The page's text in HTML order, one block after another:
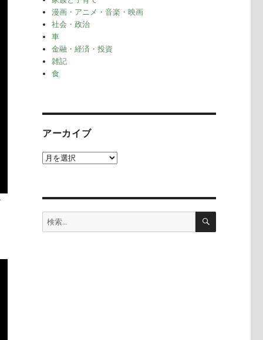
漫画・アニメ・音楽・映画
社会・政治
車
金融・経済・投資
雑記
食
アーカイブ
ア
検
索:
検